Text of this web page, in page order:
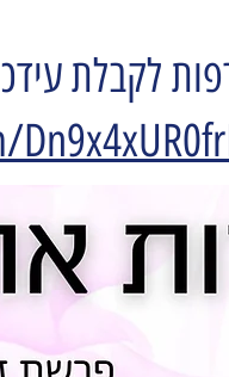
לקבלת